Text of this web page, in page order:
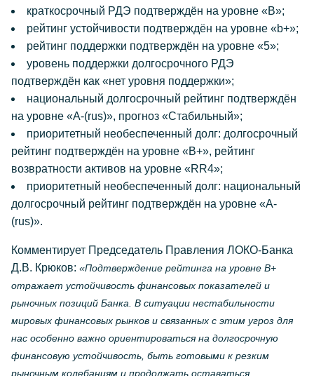
краткосрочный РДЭ подтверждён на уровне «B»;
рейтинг устойчивости подтверждён на уровне «b+»;
рейтинг поддержки подтверждён на уровне «5»;
уровень поддержки долгосрочного РДЭ
подтверждён как «нет уровня поддержки»;
национальный долгосрочный рейтинг подтверждён
на уровне «A-(rus)», прогноз «Стабильный»;
приоритетный необеспеченный долг: долгосрочный
рейтинг подтверждён на уровне «B+», рейтинг
возвратности активов на уровне «RR4»;
приоритетный необеспеченный долг: национальный
долгосрочный рейтинг подтверждён на уровне «A-
(rus)».
Комментирует Председатель Правления ЛОКО-Банка
Д.В. Крюков: «Подтверждение рейтинга на уровне B+
отражает устойчивость финансовых показателей и
рыночных позиций Банка. В ситуации нестабильности
мировых финансовых рынков и связанных с этим угроз для
нас особенно важно ориентироваться на долгосрочную
финансовую устойчивость, быть готовыми к резким
рыночным колебаниям и продолжать оставаться